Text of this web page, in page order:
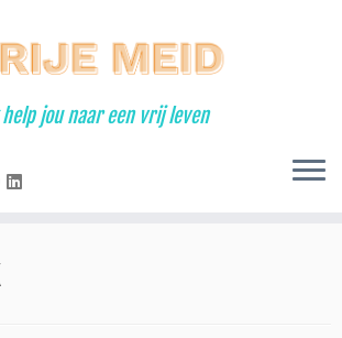
jou naar een vrij leven